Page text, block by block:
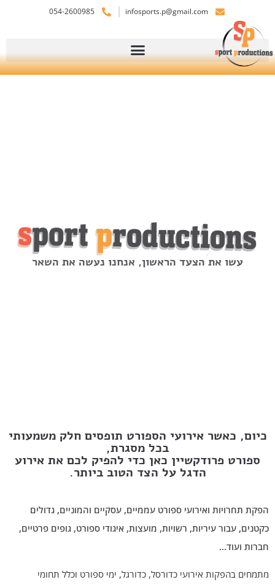
infosports.p@gmail.com
054-2600985
עשו את הצעד הראשון, אנחנו נעשה את השאר
כיום, כאשר אירועי הספורט תופסים חלק משמעותי
בכל מסגרת,
ספורט פרודקשיין כאן כדי להפיק לכם את אירוע
הדגל על הצד הטוב ביותר.
הפקת תחרויות ואירועי ספורט עממיים, עסקיים והמוניים, גדולים
כקטנים, עבור עיריות, רשויות, מועצות, איגודי ספורט, גופים פרטיים,
חברות ועוד…
מתמחים בהפקות אירועי כדורסל, כדורגל, ימי ספורט וכלל תחומי